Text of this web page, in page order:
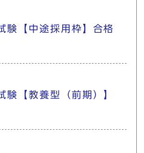
験【中途採用枠】合格
験【教養型（前期）】